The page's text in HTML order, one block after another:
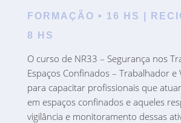
FORMAÇÃO • 16 HS |
8 HS
O curso de NR33 – Segurança nos
Espaços Confinados – Trabalhador e
para capacitar profissionais que
em espaços confinados e aqueles
vigilância e monitoramento dessas